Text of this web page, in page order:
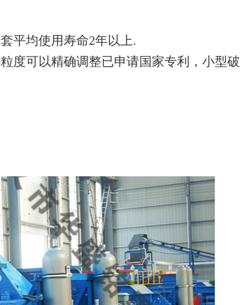
平均使用寿命2年以上.
度可以精确调整已申请国家专利，小型破